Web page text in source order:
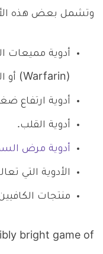
وتشمل بعض هذه
أدوية مميعات
(Warfarin) أو الأسبرين (Aspirin).
أدوية ارتفاع
أدوية القلب.
أدوية مرض
الأدوية التي
منتجات
bright game of